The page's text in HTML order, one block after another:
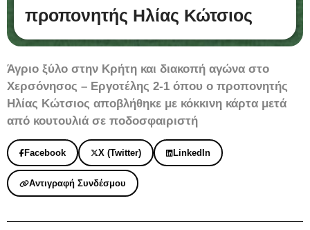
προπονητής Ηλίας Κώτσιος
Άγριο ξύλο στην Κρήτη και διακοπή αγώνα στο
Χερσόνησος – Εργοτέλης 2-1 όπου ο προπονητής
Ηλίας Κώτσιος αποβλήθηκε με κόκκινη κάρτα μετά
από κουτουλιά σε ποδοσφαιριστή
Facebook X (Twitter) LinkedIn
Αντιγραφή Συνδέσμου